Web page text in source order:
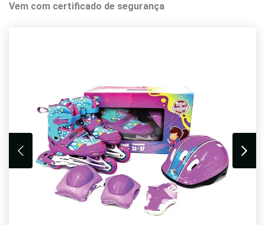
Vem com certificado de segurança